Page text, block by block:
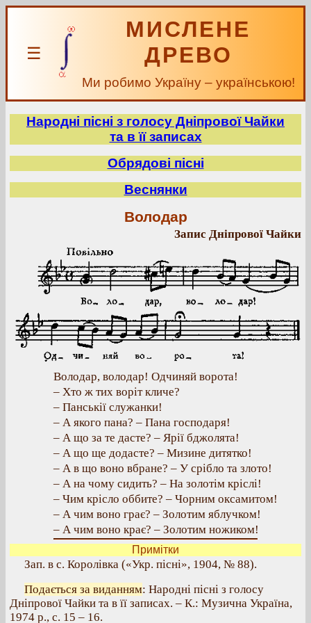
☰
МИСЛЕНЕ
ДРЕВО
Ми робимо Україну – українською!
Народні пісні з голосу Дніпрової Чайки
та в її записах
Обрядові пісні
Веснянки
Володар
Запис Дніпрової Чайки
Володар, володар! Одчиняй ворота!
– Хто ж тих воріт кличе?
– Панськії служанки!
– А якого пана? – Пана господаря!
– А що за те дасте? – Ярії бджолята!
– А що ще додасте? – Мизине дитятко!
– А в що воно вбране? – У срібло та злото!
– А на чому сидить? – На золотім кріслі!
– Чим крісло оббите? – Чорним оксамитом!
– А чим воно грає? – Золотим яблучком!
– А чим воно крає? – Золотим ножиком!
Примітки
Зап. в с. Королівка («Укр. пісні», 1904, № 88).
Подається за виданням: Народні пісні з голосу
Дніпрової Чайки та в її записах. – К.: Музична Україна,
1974 р., с. 15 – 16.